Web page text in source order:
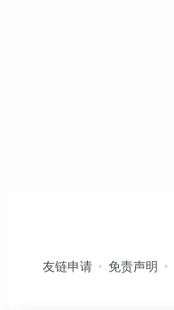
友链申请 免责声明